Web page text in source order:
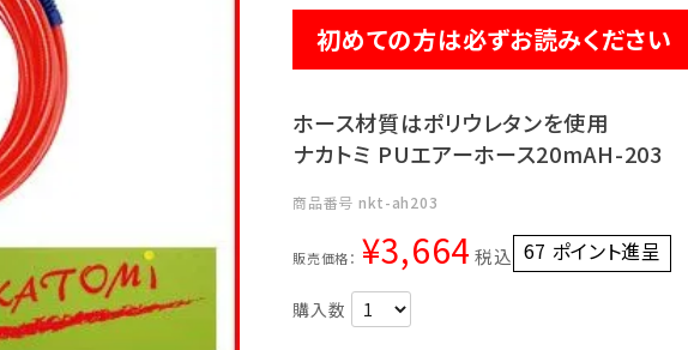
初めての方は必ずお読みください
ホース材質はポリウレタンを使用
ナカトミ PUエアーホース20mAH-203
商品番号 nkt-ah203
販売価格： ¥3,664 税込 67 ポイント進呈 ]